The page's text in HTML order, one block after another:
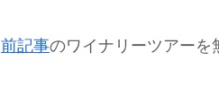
前記事のワイナリーツアーを